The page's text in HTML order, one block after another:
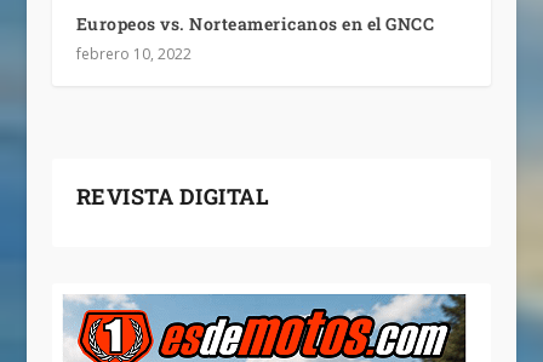
Europeos vs. Norteamericanos en el GNCC
febrero 10, 2022
REVISTA DIGITAL